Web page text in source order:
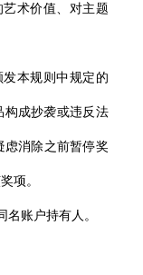
术价值、对主题
本规则中规定的
构成抄袭或违反法
虑消除之前暂停奖
项。
名账户持有人。